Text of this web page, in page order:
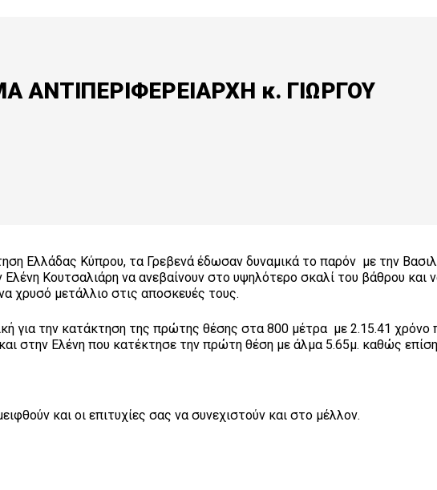
κ. ΓΙΩΡΓΟΥ
Ελλάδας Κύπρου, τα Γρεβενά έδωσαν δυναμικά το παρόν με την
Κουτσαλιάρη να ανεβαίνουν στο υψηλότερο σκαλί του βάθρου και
χρυσό μετάλλιο στις αποσκευές τους.
για την κατάκτηση της πρώτης θέσης στα 800 μέτρα με 2.15.41 χρόνο
στην Ελένη που κατέκτησε την πρώτη θέση με άλμα 5.65μ. καθώς
και οι επιτυχίες σας να συνεχιστούν και στο μέλλον.